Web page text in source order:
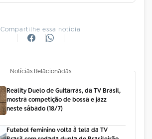
Compartilhe essa notícia
Notícias Relacionadas
Reality Duelo de Guitarras, da TV Brasil,
mostra competição de bossa e jazz
neste sábado (18/7)
Futebol feminino volta à tela da TV